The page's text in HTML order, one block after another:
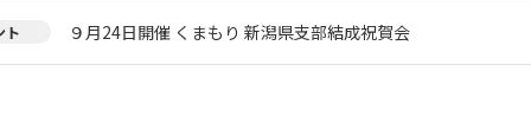
ト ９月24日開催 くまもり 新潟県支部結成祝賀会